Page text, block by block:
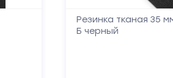
Резинка тканая 35
Б черный